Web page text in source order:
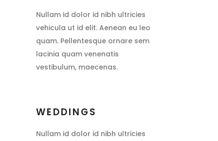
Nullam id dolor id nibh ultricies
vehicula ut id elit. Aenean eu leo
quam. Pellentesque ornare sem
lacinia quam venenatis
vestibulum, maecenas.
WEDDINGS
Nullam id dolor id nibh ultricies